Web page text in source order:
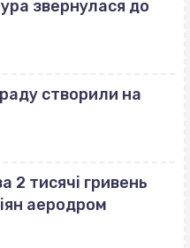
звернулася до
створили на
2 тисячі гривень
аеродром